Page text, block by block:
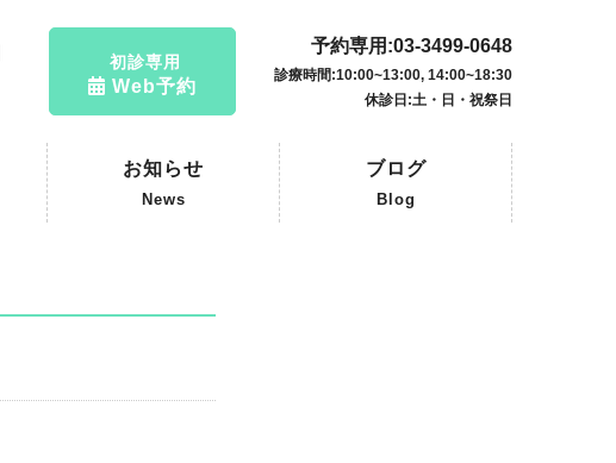
初診専用
Web予約
予約専用:03-3499-0648
診療時間:10:00~13:00, 14:00~18:30
休診日:土・日・祝祭日
お知らせ
News
ブログ
Blog